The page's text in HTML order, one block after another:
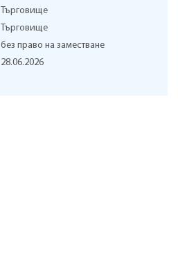
Търговище
Търговище
без право на заместване
28.06.2026